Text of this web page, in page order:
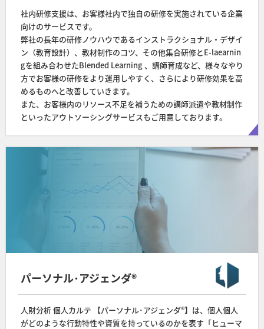
社内研修支援は、お客様社内で独自の研修を実施されている企業
向けのサービスです。
弊社の長年の研修ノウハウであるインストラクショナル・デザイ
ン（教育設計）、教材制作のコツ、その他集合研修とE-laearnin
gを組み合わせたBlended Learning 、講師育成など、様々なやり
方でお客様の研修をより運用しやすく、さらにより研修効果を高
めるものへと改善していきます。
また、お客様内のリソース不足を補うための講師派遣や教材制作
といったアウトソーシングサービスもご用意しております。
パーソナル･アジェンダ®
人財分析 個人カルテ 【パーソナル･アジェンダ®】は、個人個人
がどのような行動特性や資質を持っているのかを表す「ヒューマ